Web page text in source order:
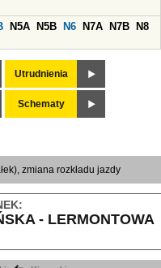
N5A N5B N6 N7A N7B
N8
Utrudnienia
Schematy
zmiana rozkładu jazdy
- LERMONTOWA